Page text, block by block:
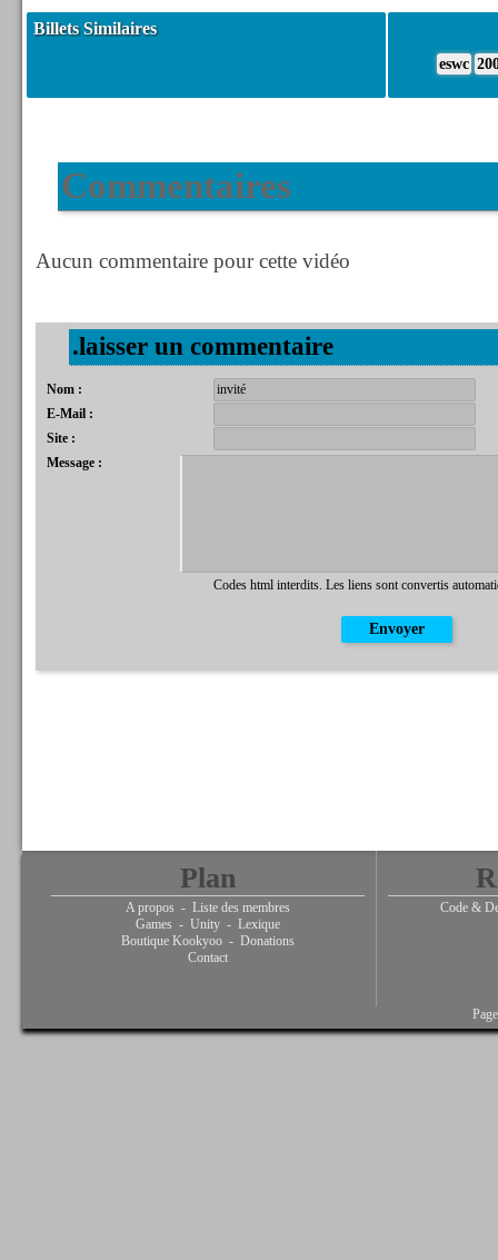
Billets Similaires
eswc
Commentaires
Aucun commentaire pour cette vidéo
.laisser un commentaire
Nom :
E-Mail :
Site :
Message :
Codes html interdits. Les liens sont convertis
Plan
A propos - Liste des membres
Games - Unity - Lexique
Boutique Kookyoo - Donations
Contact
Code &